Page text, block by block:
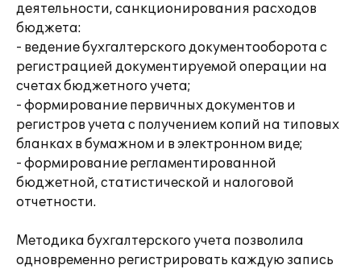
деятельности, санкционирования расходов
бюджета:
- ведение бухгалтерского документооборота с
регистрацией документируемой операции на
счетах бюджетного учета;
- формирование первичных документов и
регистров учета с получением копий на типовых
бланках в бумажном и в электронном виде;
- формирование регламентированной
бюджетной, статистической и налоговой
отчетности.
Методика бухгалтерского учета позволила
одновременно регистрировать каждую запись